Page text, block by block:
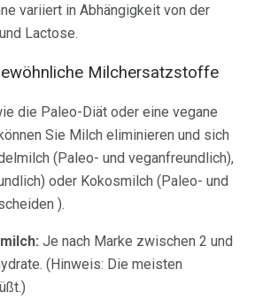
variiert in Abhängigkeit von der
Lactose.
Milchersatzstoffe
die Paleo-Diät oder eine vegane
Sie Milch eliminieren und sich
(Paleo- und veganfreundlich),
oder Kokosmilch (Paleo- und
).
Je nach Marke zwischen 2 und
(Hinweis: Die meisten